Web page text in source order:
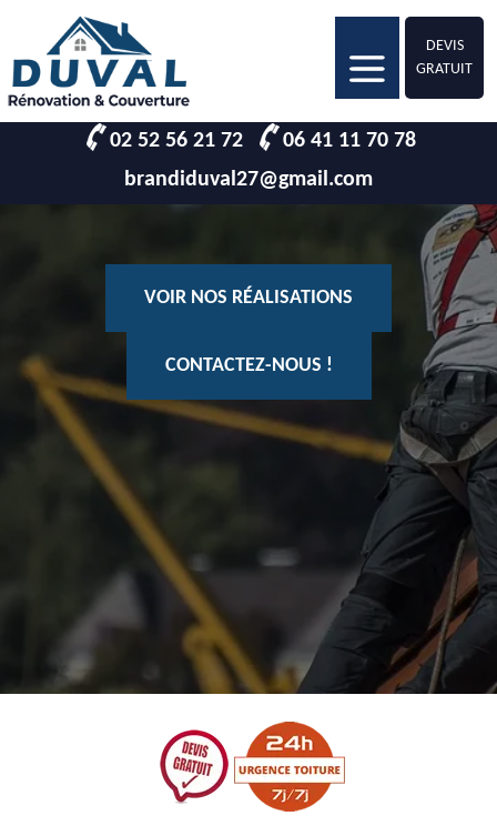
DEVIS
GRATUIT
02 52 56 21 72
06 41 11 70 78
brandiduval27@gmail.com
VOIR NOS RÉALISATIONS
CONTACTEZ-NOUS !